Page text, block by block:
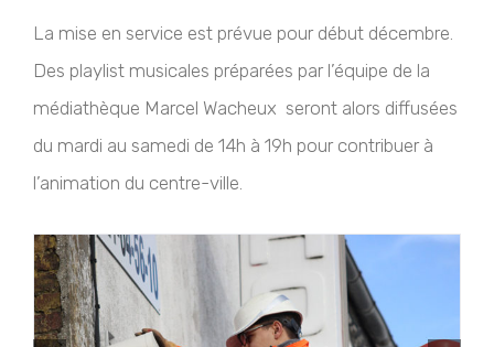
La mise en service est prévue pour début décembre.
Des playlist musicales préparées par l’équipe de la
médiathèque Marcel Wacheux seront alors diffusées
du mardi au samedi de 14h à 19h pour contribuer à
l’animation du centre-ville.